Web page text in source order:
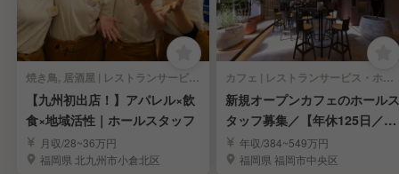
焼き鳥, 居酒屋 | レストランサービス・ホールスタッフ
【九州初出店！】アパレル×飲
食×地域活性｜ホールスタッフ
月収/28~36万円
福岡県 北九州市小倉北区
カフェ | レストランサービス・ホールスタッフ
新規オープンカフェのホールス
タッフ募集／【年休125日／完
全週休2日制】
年収/384~549万円
福岡県 福岡市中央区